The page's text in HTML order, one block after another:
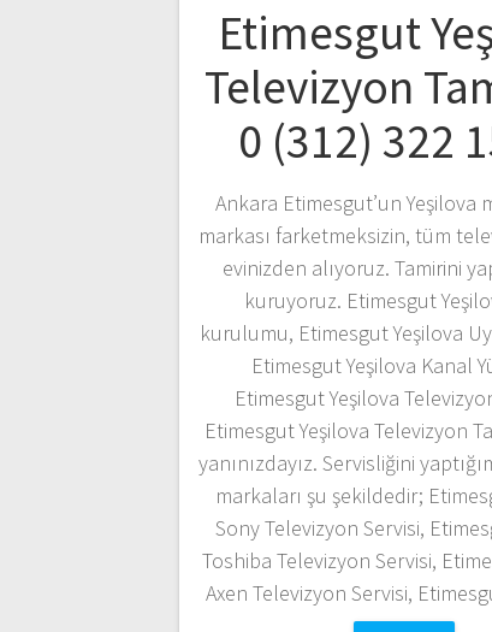
Etimesgut
Televizyon
0 (312) 322
Ankara Etimesgut’un Yeşilova
markası farketmeksizin, tüm
evinizden alıyoruz. Tamirini
kuruyoruz. Etimesgut
kurulumu, Etimesgut Yeşilova
Etimesgut Yeşilova Kanal
Etimesgut Yeşilova
Etimesgut Yeşilova Televizyon
yanınızdayız. Servisliğini
markaları şu şekildedir;
Sony Televizyon Servisi,
Toshiba Televizyon Servisi,
Axen Televizyon Servisi,